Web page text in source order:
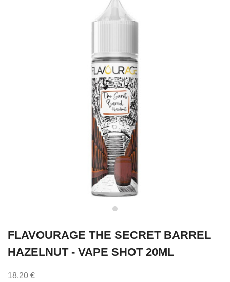
FLAVOURAGE THE SECRET BARREL
HAZELNUT - VAPE SHOT 20ML
18,20 €